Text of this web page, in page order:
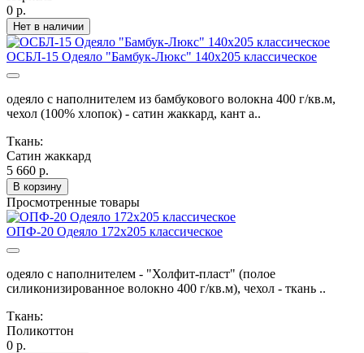
0 р.
Нет в наличии
ОСБЛ-15 Одеяло "Бамбук-Люкс" 140х205 классическое
одеяло с наполнителем из бамбукового волокна 400 г/кв.м,
чехол (100% хлопок) - сатин жаккард, кант а..
Ткань:
Сатин жаккард
5 660 р.
В корзину
Просмотренные товары
ОПФ-20 Одеяло 172х205 классическое
одеяло с наполнителем - "Холфит-пласт" (полое
силиконизированное волокно 400 г/кв.м), чехол - ткань ..
Ткань:
Поликоттон
0 р.